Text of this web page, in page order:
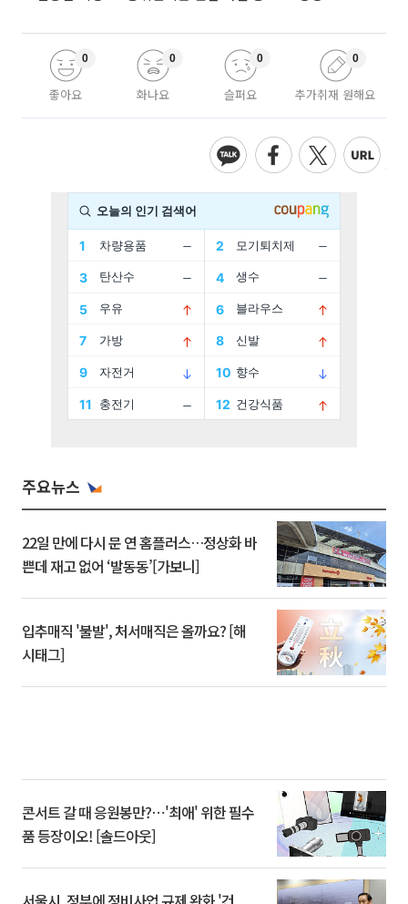
좋아요
0
화나요
0
슬퍼요
0
추가취재 원해요
0
주요뉴스
22일 만에 다시 문 연 홈플러스…정상화 바
쁜데 재고 없어 ‘발동동’[가보니]
입추매직 '불발', 처서매직은 올까요? [해
시태그]
콘서트 갈 때 응원봉만?⋯'최애' 위한 필수
품 등장이오! [솔드아웃]